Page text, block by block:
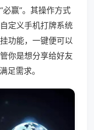
赢”。其操作方式
定义手机打牌系统
功能，一键便可以
你是想分享给好友
足需求。